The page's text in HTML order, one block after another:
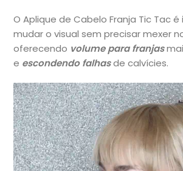
O Aplique de Cabelo Franja Tic Tac
mudar o visual sem precisar mexer
oferecendo volume parafranjas
e escondendo falhasde calvícies.